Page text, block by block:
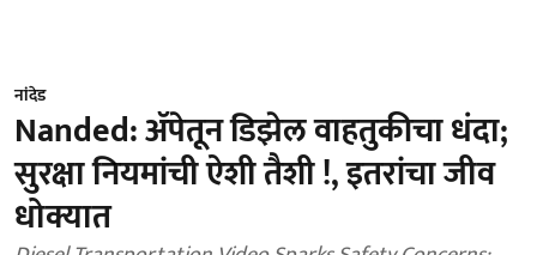
नांदेड
Nanded: ॲपेतून डिझेल वाहतुकीचा धंदा;
सुरक्षा नियमांची ऐशी तैशी !, इतरांचा जीव
धोक्यात